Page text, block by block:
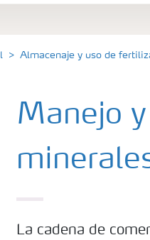
Almacenaje y uso de
Manejo
La cadena de